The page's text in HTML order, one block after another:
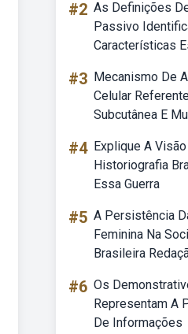
#2 As Definições
Passivo
Características
#3 Mecanismo De
Celular
Subcutânea E
#4 Explique A
Historiografia
Essa Guerra
#5 A Persistência
Feminina Na
Brasileira
#6 Os
Representam A
De Informações